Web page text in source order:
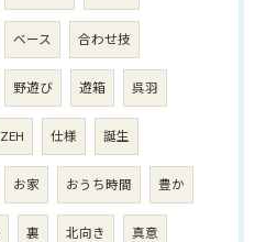
ベース 合わせ技
野遊び 遊箱 呉羽
ZEH 仕様 誕生
お家 おうち時間 豊か
裏 北向き 真意